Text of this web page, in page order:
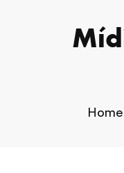
Home